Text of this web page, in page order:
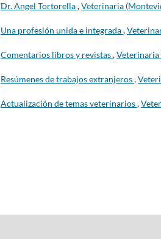
Dr. Angel Tortorella,Veterinaria
Una profesión unida e integrada,
Comentarios libros y revistas,Veterinaria
Resúmenes de trabajos extranjeros,
Actualización de temas veterinarios,